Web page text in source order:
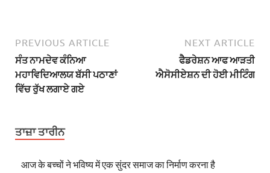
PREVIOUS ARTICLE
ਸੰਤ ਨਾਮਦੇਵ ਕੰਨਿਆ
ਮਹਾਵਿਦਿਆਲਯ ਬੱਸੀ ਪਠਾਣਾਂ
ਵਿੱਚ ਰੁੱਖ ਲਗਾਏ ਗਏ
NEXT ARTICLE
ਫੈਡਰੇਸ਼ਨ ਆਫ ਆੜਤੀ
ਐਸੋਸੀਏਸ਼ਨ ਦੀ ਹੋਈ ਮੀਟਿੰਗ
ਤਾਜ਼ਾ ਤਾਰੀਨ
आज के बच्चों ने भविष्य में एक सुंदर समाज का निर्माण करना है